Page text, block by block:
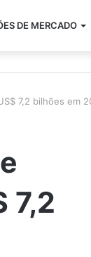
DE MERCADO
7,2 bilhões em
7,2